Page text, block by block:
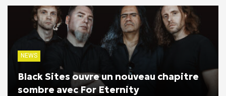
NEWS
Black Sites ouvre un nouveau chapitre
sombre avec For Eternity